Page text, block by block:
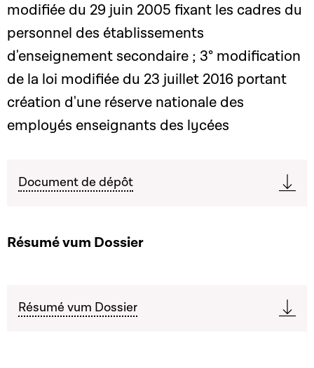
modifiée du 29 juin 2005 fixant les cadres du
personnel des établissements
d'enseignement secondaire ; 3° modification
de la loi modifiée du 23 juillet 2016 portant
création d'une réserve nationale des
employés enseignants des lycées
Document de dépôt
Résumé vum Dossier
Résumé vum Dossier